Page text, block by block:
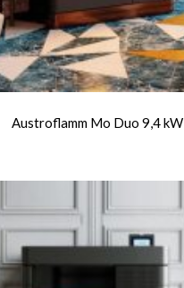
Austroflamm Mo Duo 9,4 kW